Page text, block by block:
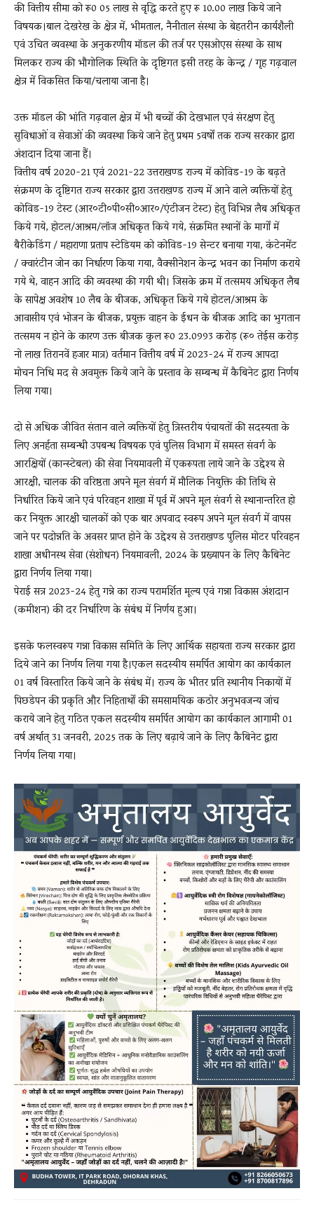
की वित्तीय सीमा को रू0 05 लाख से वृद्धि करते हुए रू 10.00 लाख किये जाने
विषयक।बाल देखरेख के क्षेत्र में, भीमताल, नैनीताल संस्था के बेहतरीन कार्यशैली
एवं उचित व्यवस्था के अनुकरणीय मॉडल की तर्ज पर एसओएस संस्था के साथ
मिलकर राज्य की भौगोलिक स्थिति के दृष्टिगत इसी तरह के केन्द्र / गृह गढ़वाल
क्षेत्र में विकसित किया/चलाया जाना है।
उक्त मॉडल की भांति गढ़वाल क्षेत्र में भी बच्चों की देखभाल एवं संरक्षण हेतु
सुविधाओं व सेवाओं की व्यवस्था किये जाने हेतु प्रथम 5वर्षों तक राज्य सरकार द्वारा
अंशदान दिया जाना हैं।
वित्तीय वर्ष 2020-21 एवं 2021-22 उत्तराखण्ड राज्य में कोविड-19 के बढ़ते
संक्रमण के दृष्टिगत राज्य सरकार द्वारा उत्तराखण्ड राज्य में आने वाले व्यक्तियों हेतु
कोविड-19 टेस्ट (आर०टी०पी०सी०आर०/एंटीजन टेस्ट) हेतु विभिन्न लैब अधिकृत
किये गये, होटल/आश्रम/लॉज अधिकृत किये गये, संक्रमित स्थानों के मार्गों में
बैरीकेडिंग / महाराणा प्रताप स्टेडियम को कोविड-19 सेन्टर बनाया गया, कंटेनमेंट
/ क्वारंटीन जोन का निर्धारण किया गया, वैक्सीनेशन केन्द्र भवन का निर्माण कराये
गये थे, वाहन आदि की व्यवस्था की गयी थी। जिसके क्रम में तत्समय अधिकृत लैब
के सापेक्ष अवशेष 10 लैब के बीजक, अधिकृत किये गये होटल/आश्रम के
आवासीय एवं भोजन के बीजक, प्रयुक्त वाहन के ईधन के बीजक आदि का भुगतान
तत्समय न होने के कारण उक्त बीजक कुल रू0 23.0993 करोड़ (रू० तेईस करोड़
नो लाख तिरानवें हजार मात्र) वर्तमान वित्तीय वर्ष में 2023-24 में राज्य आपदा
मोचन निधि मद से अवमुक्त किये जाने के प्रस्ताव के सम्बन्ध में कैबिनेट द्वारा निर्णय
लिया गया।
दो से अधिक जीवित संतान वाले व्यक्तियों हेतु त्रिस्तरीय पंचायतों की सदस्यता के
लिए अनर्हता सम्बन्धी उपबन्ध विषयक एवं पुलिस विभाग में समस्त संवर्ग के
आरक्षियों (कान्स्टेबल) की सेवा नियमावली में एकरूपता लाये जाने के उद्देश्य से
आरक्षी, चालक की वरिष्ठता अपने मूल संवर्ग में मौलिक नियुक्ति की तिथि से
निर्धारित किये जाने एवं परिवहन शाखा में पूर्व में अपने मूल संवर्ग से स्थानान्तरित हो
कर नियुक्त आरक्षी चालकों को एक बार अपवाद स्वरूप अपने मूल संवर्ग में वापस
जाने पर पदोन्नति के अवसर प्राप्त होने के उद्देश्य से उत्तराखण्ड पुलिस मोटर परिवहन
शाखा अधीनस्थ सेवा (संशोधन) नियमावली, 2024 के प्रख्यापन के लिए कैबिनेट
द्वारा निर्णय लिया गया।
पेराई सत्र 2023-24 हेतु गन्ने का राज्य परामर्शित मूल्य एवं गन्ना विकास अंशदान
(कमीशन) की दर निर्धारिण के संबंध में निर्णय हुआ।
इसके फलस्वरूप गन्ना विकास समिति के लिए आर्थिक सहायता राज्य सरकार द्वारा
दिये जाने का निर्णय लिया गया है।एकल सदस्यीय समर्पित आयोग का कार्यकाल
01 वर्ष विस्तारित किये जाने के संबंध में। राज्य के भीतर प्रति स्थानीय निकायों में
पिछडेपन की प्रकृति और निहितार्थों की समसामयिक कठोर अनुभवजन्य जांच
कराये जाने हेतु गठित एकल सदस्यीय समर्पित आयोग का कार्यकाल आगामी 01
वर्ष अर्थात् 31 जनवरी, 2025 तक के लिए बढ़ाये जाने के लिए कैबिनेट द्वारा
निर्णय लिया गया।